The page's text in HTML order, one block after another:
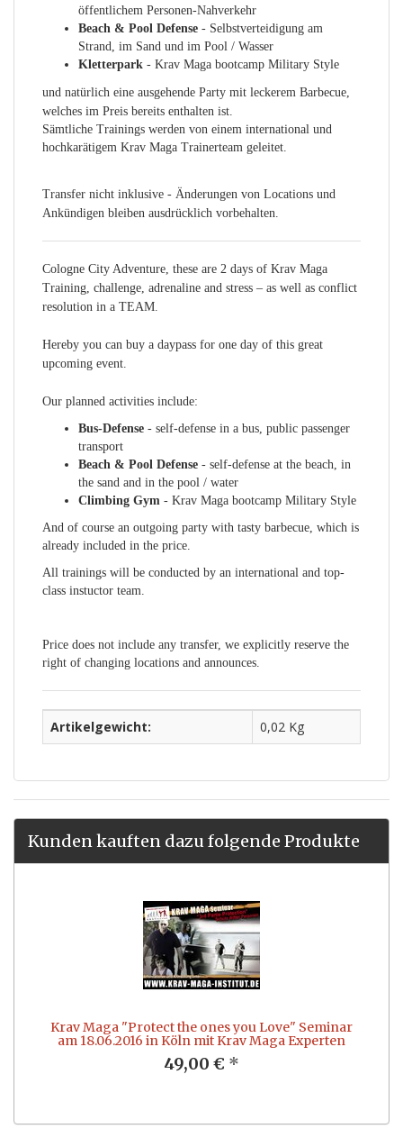
öffentlichem Personen-Nahverkehr
Beach & Pool Defense - Selbstverteidigung am
Strand, im Sand und im Pool / Wasser
Kletterpark - Krav Maga bootcamp Military Style
und natürlich eine ausgehende Party mit leckerem Barbecue,
welches im Preis bereits enthalten ist.
Sämtliche Trainings werden von einem international und
hochkarätigem Krav Maga Trainerteam geleitet.
Transfer nicht inklusive - Änderungen von Locations und
Ankündigen bleiben ausdrücklich vorbehalten.
Cologne City Adventure, these are 2 days of Krav Maga
Training, challenge, adrenaline and stress – as well as conflict
resolution in a TEAM.
Hereby you can buy a daypass for one day of this great
upcoming event.
Our planned activities include:
Bus-Defense - self-defense in a bus, public passenger
transport
Beach & Pool Defense - self-defense at the beach, in
the sand and in the pool / water
Climbing Gym - Krav Maga bootcamp Military Style
And of course an outgoing party with tasty barbecue, which is
already included in the price.
All trainings will be conducted by an international and top-
class instuctor team.
Price does not include any transfer, we explicitly reserve the
right of changing locations and announces.
Artikelgewicht: 0,02 Kg
Kunden kauften dazu folgende Produkte
Krav Maga "Protect the ones you Love" Seminar
am 18.06.2016 in Köln mit Krav Maga Experten
49,00 € *